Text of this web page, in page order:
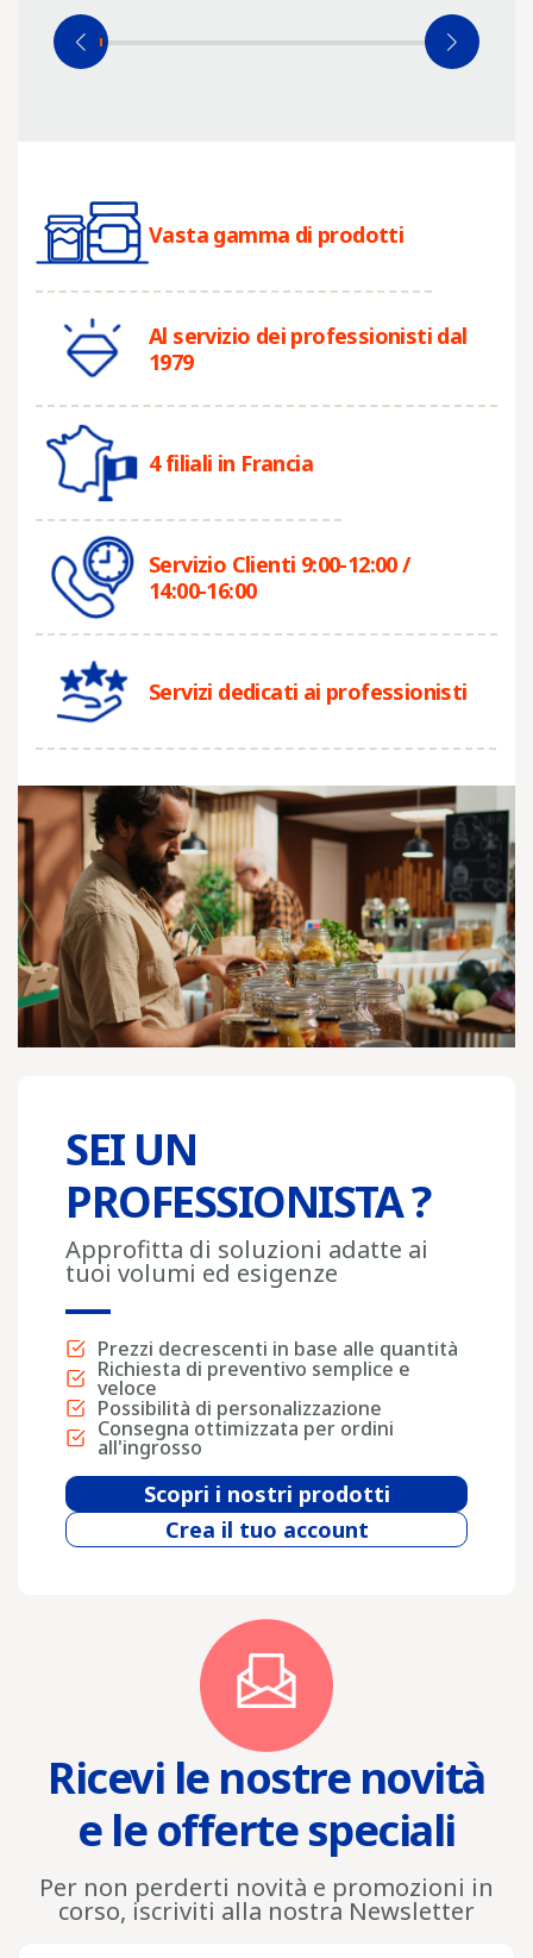
Vasta gamma di prodotti
Al servizio dei professionisti dal
1979
4 filiali in Francia
Servizio Clienti 9:00-12:00 /
14:00-16:00
Servizi dedicati ai professionisti
SEI UN
PROFESSIONISTA ?
Approfitta di soluzioni adatte ai
tuoi volumi ed esigenze
Prezzi decrescenti in base alle quantità
Richiesta di preventivo semplice e
veloce
Possibilità di personalizzazione
Consegna ottimizzata per ordini
all'ingrosso
Scopri i nostri prodotti
Crea il tuo account
Ricevi le nostre novità
e le offerte speciali
Per non perderti novità e promozioni in
corso, iscriviti alla nostra Newsletter